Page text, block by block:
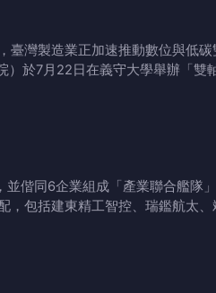
臺灣製造業正加速推動數位與低
於7月22日在義守大學舉辦「雙
偕同6企業組成「產業聯合艦隊
，包括建東精工智控、瑞鑑航太